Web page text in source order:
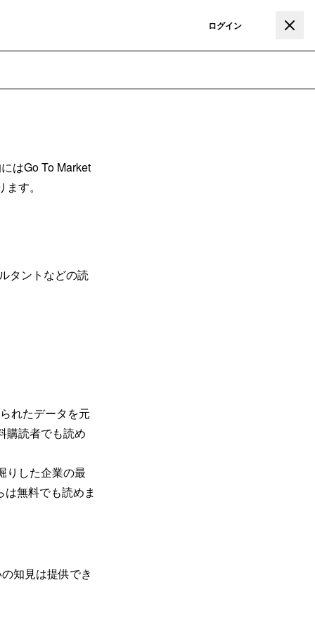
ログイン
はGo To Market
す。
タントなどの読
れたデータを元
購読者でも読め
りした企業の最
無料でも読めま
知見は提供でき